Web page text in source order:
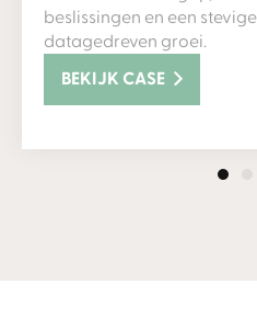
beslissingen en een
datagedreven groei.
BEKIJK CASE